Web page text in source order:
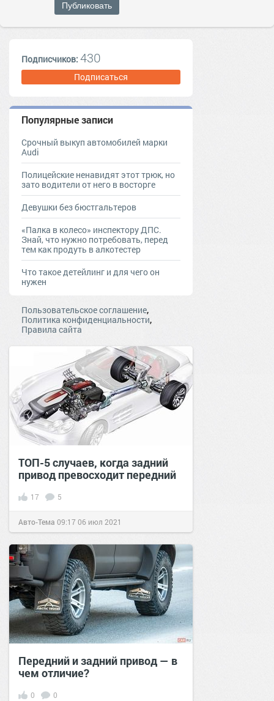
Публиковать
Подписчиков: 430
Подписаться
Популярные записи
Срочный выкуп автомобилей марки
Audi
Полицейские ненавидят этот трюк, но
зато водители от него в восторге
Девушки без бюстгальтеров
«Палка в колесо» инспектору ДПС.
Знай, что нужно потребовать, перед
тем как продуть в алкотестер
Что такое детейлинг и для чего он
нужен
Пользовательское соглашение,
Политика конфиденциальности,
Правила сайта
ТОП-5 случаев, когда задний
привод превосходит передний
17 5
Авто-Тема 09:17 06 июл 2021
Передний и задний привод — в
чем отличие?
0 0